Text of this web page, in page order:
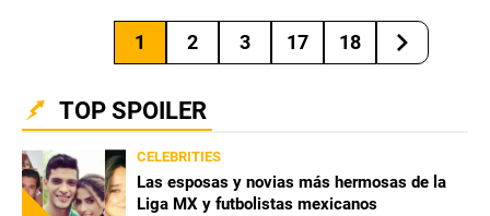
1 2 3 17 18
TOP SPOILER
CELEBRITIES
Las esposas y novias más hermosas de la
Liga MX y futbolistas mexicanos